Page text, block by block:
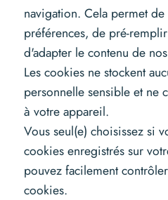
navigation. Cela permet
préférences, de pré-
d'adapter le contenu de
Les cookies ne stockent
personnelle sensible et ne
à votre appareil.
Vous seul(e) choisissez si
cookies enregistrés sur
pouvez facilement
cookies.